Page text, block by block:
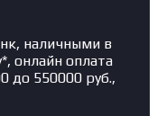
наличными в
онлайн оплата
до 550000 руб.,